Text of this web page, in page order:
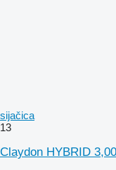
sijačica
13
Claydon HYBRID